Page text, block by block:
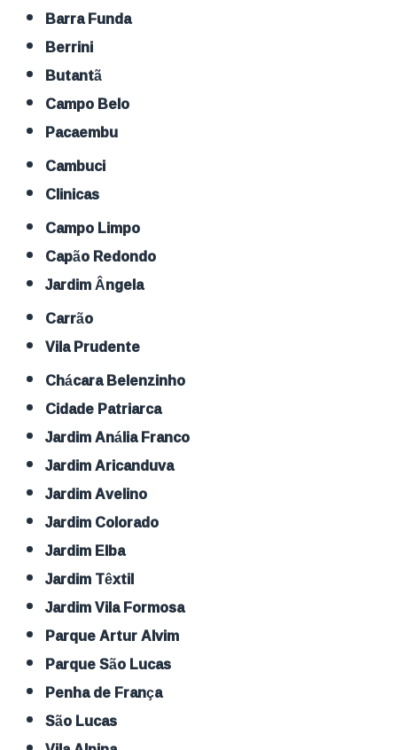
Barra Funda
Berrini
Butantã
Campo Belo
Pacaembu
Cambuci
Clinicas
Campo Limpo
Capão Redondo
Jardim Ângela
Carrão
Vila Prudente
Chácara Belenzinho
Cidade Patriarca
Jardim Anália Franco
Jardim Aricanduva
Jardim Avelino
Jardim Colorado
Jardim Elba
Jardim Têxtil
Jardim Vila Formosa
Parque Artur Alvim
Parque São Lucas
Penha de França
São Lucas